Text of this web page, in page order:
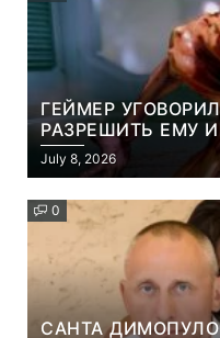
ГЕЙМЕР
РАЗРЕШИТЬ ЕМУ
ЧТО ЭТО
УБИЙСТВО
July 8, 2026
0
САНТА